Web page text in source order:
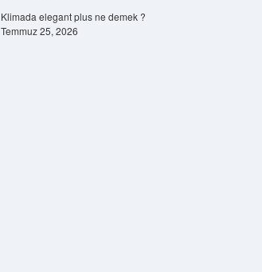
Klimada elegant plus ne demek ?
Temmuz 25, 2026